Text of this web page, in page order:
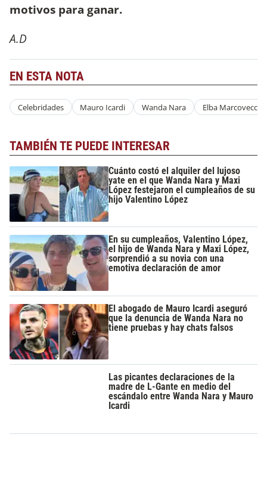
motivos para ganar.
A.D
EN ESTA NOTA
Celebridades Mauro Icardi Wanda Nara Elba
TAMBIÉN TE PUEDE INTERESAR
Cuánto costó el alquiler del lujoso
yate en el que Wanda Nara y Maxi
López festejaron el cumpleaños de su
hijo Valentino López
En su cumpleaños, Valentino López,
el hijo de Wanda Nara y Maxi López,
sorprendió a su novia con una
emotiva declaración de amor
El abogado de Mauro Icardi aseguró
que la denuncia de Wanda Nara no
tiene pruebas y hay chats falsos
Las picantes declaraciones de la
madre de L-Gante en medio del
escándalo entre Wanda Nara y Mauro
Icardi